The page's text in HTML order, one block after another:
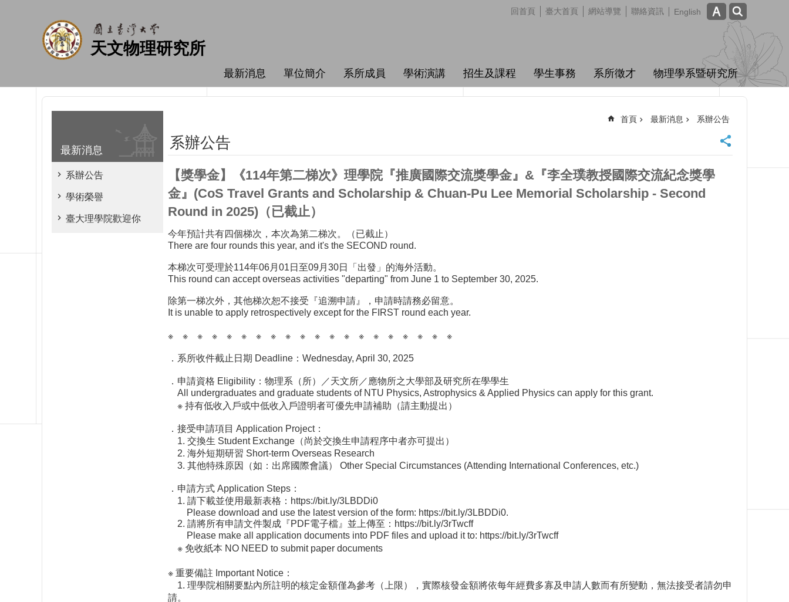
回首頁 臺大首頁 網站導覽 聯絡資訊 English
天文物理研究所
最新消息 單位簡介 系所成員 學術演講 招生及課程 學生事務 系所徵才 物理學系暨研究所
最新消息
系辦公告
學術榮譽
臺大理學院歡迎你
首頁 最新消息 系辦公告
系辦公告
【獎學金】《114年第二梯次》理學院『推廣國際交流獎學金』&『李全璞教授國際交流紀念獎學
金』(CoS Travel Grants and Scholarship & Chuan-Pu Lee Memorial Scholarship - Second
Round in 2025)（已截止）
今年預計共有四個梯次，本次為第二梯次。（已截止）
There are four rounds this year, and it's the SECOND round.
本梯次可受理於114年06月01日至09月30日「出發」的海外活動。
This round can accept overseas activities "departing" from June 1 to September 30, 2025.
除第一梯次外，其他梯次恕不接受『追溯申請』，申請時請務必留意。
It is unable to apply retrospectively except for the FIRST round each year.
※ ※ ※ ※ ※ ※ ※ ※ ※ ※ ※ ※ ※ ※ ※ ※ ※ ※ ※ ※
．系所收件截止日期 Deadline：Wednesday, April 30, 2025
．申請資格 Eligibility：物理系（所）／天文所／應物所之大學部及研究所在學學生
All undergraduates and graduate students of NTU Physics, Astrophysics & Applied Physics can apply for this grant.
※ 持有低收入戶或中低收入戶證明者可優先申請補助（請主動提出）
．接受申請項目 Application Project：
1. 交換生 Student Exchange（尚於交換生申請程序中者亦可提出）
2. 海外短期研習 Short-term Overseas Research
3. 其他特殊原因（如：出席國際會議） Other Special Circumstances (Attending International Conferences, etc.)
．申請方式 Application Steps：
1. 請下載並使用最新表格：https://bit.ly/3LBDDi0
Please download and use the latest version of the form: https://bit.ly/3LBDDi0.
2. 請將所有申請文件製成『PDF電子檔』並上傳至：https://bit.ly/3rTwcff
Please make all application documents into PDF files and upload it to: https://bit.ly/3rTwcff
※ 免收紙本 NO NEED to submit paper documents
※ 重要備註 Important Notice：
1. 理學院相關要點內所註明的核定金額僅為參考（上限），實際核發金額將依每年經費多寡及申請人數而有所變動，無法接受者請勿申
請。